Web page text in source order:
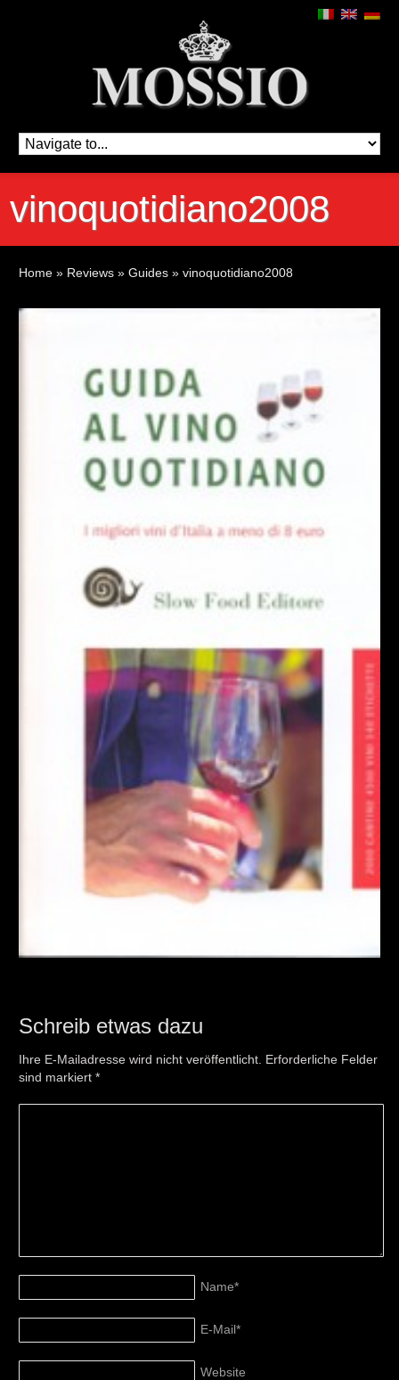
vinoquotidiano2008
Home » Reviews » Guides » vinoquotidiano2008
Schreib etwas dazu
Ihre E-Mailadresse wird nicht veröffentlicht. Erforderliche Felder
sind markiert*
Name*
E-Mail*
Website